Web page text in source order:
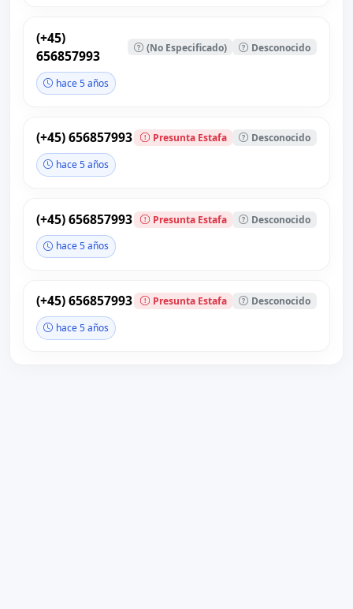
(+45)
656857993
(No Especificado) Desconocido
hace 5 años
(+45) 656857993 Presunta Estafa Desconocido
hace 5 años
(+45) 656857993 Presunta Estafa Desconocido
hace 5 años
(+45) 656857993 Presunta Estafa Desconocido
hace 5 años